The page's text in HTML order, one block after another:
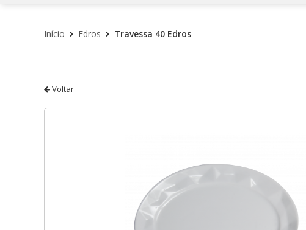
Início Edros Travessa 40 Edros
Voltar